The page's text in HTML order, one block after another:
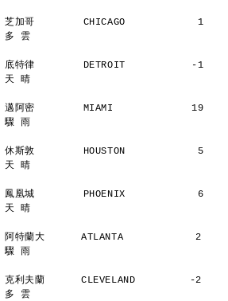
芝加哥        CHICAGO            1
多 雲
底特律        DETROIT           -1
天 晴
邁阿密        MIAMI             19
驟 雨
休斯敦        HOUSTON            5
天 晴
鳳凰城        PHOENIX            6
天 晴
阿特蘭大      ATLANTA            2
驟 雨
克利夫蘭      CLEVELAND         -2
多 雲